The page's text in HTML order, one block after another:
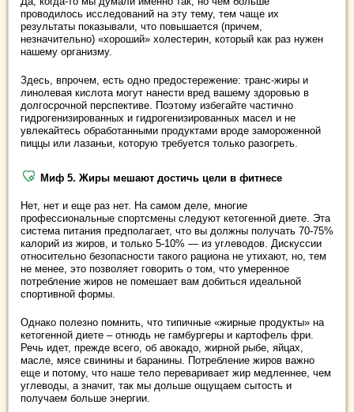
проводилось исследований на эту тему, тем чаще их
результаты показывали, что повышается (причем,
незначительно) «хороший» холестерин, который как раз нужен
нашему организму.
Здесь, впрочем, есть одно предостережение: транс-жиры и
линолевая кислота могут нанести вред вашему здоровью в
долгосрочной перспективе. Поэтому избегайте частично
гидрогенизированных и гидрогенизированных масел и не
увлекайтесь обработанными продуктами вроде замороженной
пиццы или лазаньи, которую требуется только разогреть.
Миф 5. Жиры мешают достичь цели в фитнесе
Нет, нет и еще раз нет. На самом деле, многие
профессиональные спортсмены следуют кетогенной диете. Эта
система питания предполагает, что вы должны получать 70-75%
калорий из жиров, и только 5-10% — из углеводов. Дискуссии
относительно безопасности такого рациона не утихают, но, тем
не менее, это позволяет говорить о том, что умеренное
потребление жиров не помешает вам добиться идеальной
спортивной формы.
Однако полезно помнить, что типичные «жирные продукты» на
кетогенной диете – отнюдь не гамбургеры и картофель фри.
Речь идет, прежде всего, об авокадо, жирной рыбе, яйцах,
масле, мясе свинины и баранины. Потребление жиров важно
еще и потому, что наше тело переваривает жир медленнее, чем
углеводы, а значит, так мы дольше ощущаем сытость и
получаем больше энергии.